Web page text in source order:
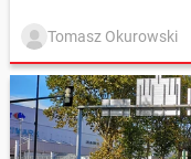
Tomasz Okurowski